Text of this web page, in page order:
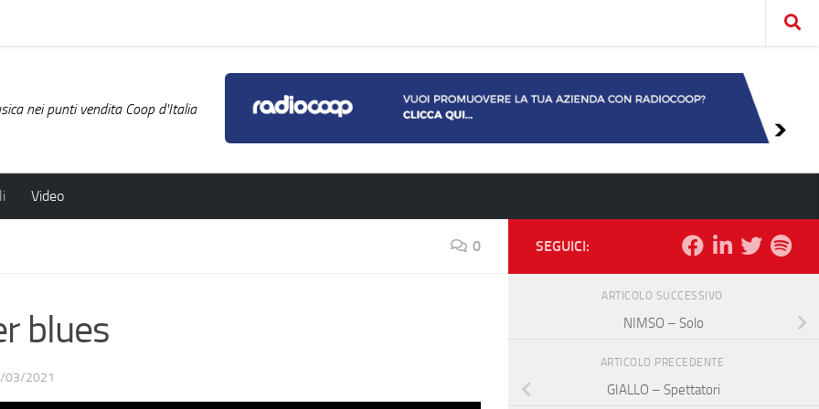
nei punti vendita Coop d'Italia
Video
0
blues
03/2021
SEGUICI:
ARTICOLO SUCCESSIVO
NIMSO – Solo
ARTICOLO PRECEDENTE
GIALLO – Spettatori